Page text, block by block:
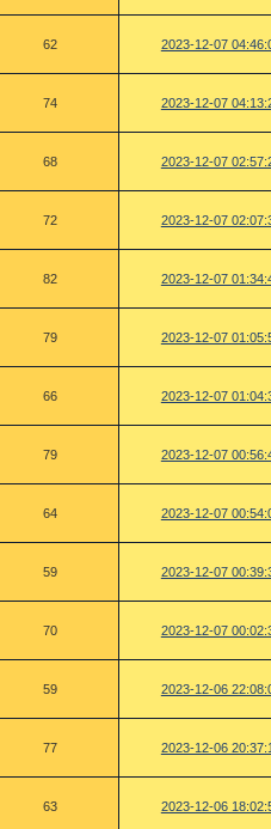
62 2023-12-07
74 2023-12-07
68 2023-12-07
72 2023-12-07
82 2023-12-07
79 2023-12-07
66 2023-12-07
79 2023-12-07
64 2023-12-07
59 2023-12-07
70 2023-12-07
59 2023-12-06
77 2023-12-06
63 2023-12-06